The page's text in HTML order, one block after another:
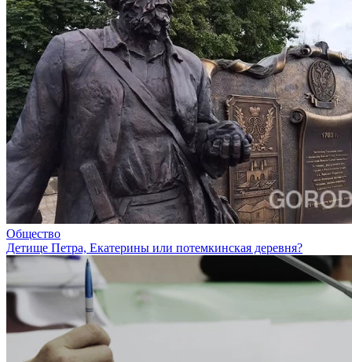
Общество
Детище Петра, Екатерины или потемкинская деревня?